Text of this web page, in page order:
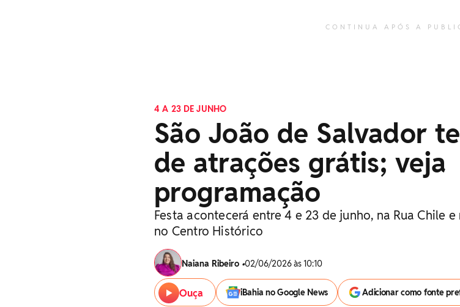
CONTINUA APÓS A
4 A 23 DE JUNHO
São João de Salvador
de atrações grátis; veja
programação
Festa acontecerá entre 4 e 23 de junho, na Rua Chile
no Centro Histórico
Naiana Ribeiro •02/06/2026 às 10:10
Ouça iBahia no Google News Adicionar como fonte